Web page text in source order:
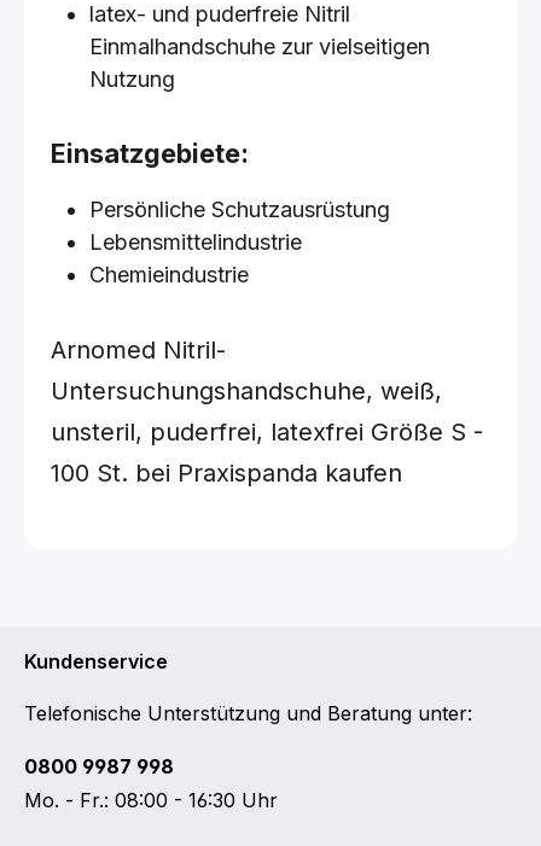
latex- und puderfreie Nitril
Einmalhandschuhe zur vielseitigen
Nutzung
Einsatzgebiete:
Persönliche Schutzausrüstung
Lebensmittelindustrie
Chemieindustrie
Arnomed Nitril-
Untersuchungshandschuhe, weiß,
unsteril, puderfrei, latexfrei Größe S -
100 St. bei Praxispanda kaufen
Kundenservice
Telefonische Unterstützung und Beratung unter:
0800 9987 998
Mo. - Fr.: 08:00 - 16:30 Uhr